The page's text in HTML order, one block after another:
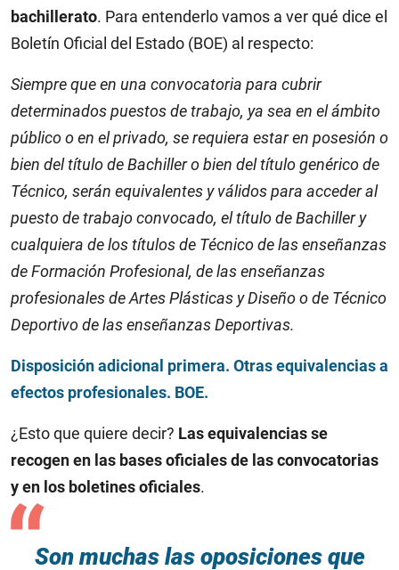
bachillerato. Para entenderlo vamos a ver qué dice el
Boletín Oficial del Estado (BOE) al respecto:
Siempre que en una convocatoria para cubrir
determinados puestos de trabajo, ya sea en el ámbito
público o en el privado, se requiera estar en posesión o
bien del título de Bachiller o bien del título genérico de
Técnico, serán equivalentes y válidos para acceder al
puesto de trabajo convocado, el título de Bachiller y
cualquiera de los títulos de Técnico de las enseñanzas
de Formación Profesional, de las enseñanzas
profesionales de Artes Plásticas y Diseño o de Técnico
Deportivo de las enseñanzas Deportivas.
Disposición adicional primera. Otras equivalencias a
efectos profesionales. BOE.
¿Esto que quiere decir? Las equivalencias se
recogen en las bases oficiales de las convocatorias
y en los boletines oficiales.
Son muchas las oposiciones que